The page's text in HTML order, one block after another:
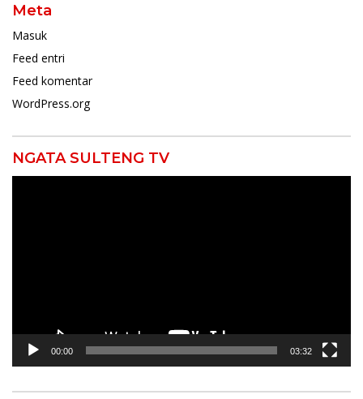
Meta
Masuk
Feed entri
Feed komentar
WordPress.org
NGATA SULTENG TV
00:00 03:32